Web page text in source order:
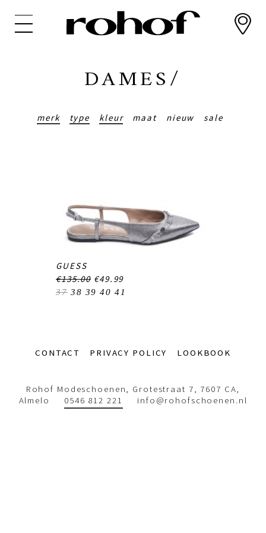
DAMES/
merk type kleur maat nieuw sale
GUESS
€135.00 €49.99
37 38 39 40 41
Footer-CONTACT PRIVACY POLICY LOOKBOOK
Rohof Modeschoenen, Grotestraat 7, 7607 CA,
Almelo 0546 812 221 info@rohofschoenen.nl